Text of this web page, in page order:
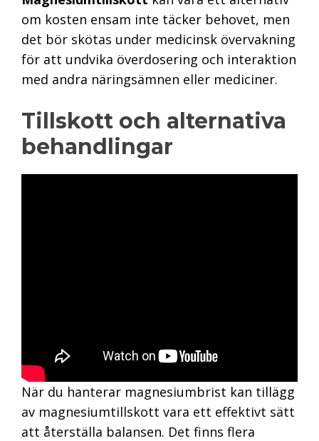
om kosten ensam inte täcker behovet, men
det bör skötas under medicinsk övervakning
för att undvika överdosering och interaktion
med andra näringsämnen eller mediciner.
Tillskott och alternativa
behandlingar
När du hanterar magnesiumbrist kan tillägg
av magnesiumtillskott vara ett effektivt sätt
att återställa balansen. Det finns flera